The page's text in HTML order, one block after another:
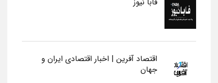
اقتصاد آفرین | اخبار اقتصادی ایران و
جهان